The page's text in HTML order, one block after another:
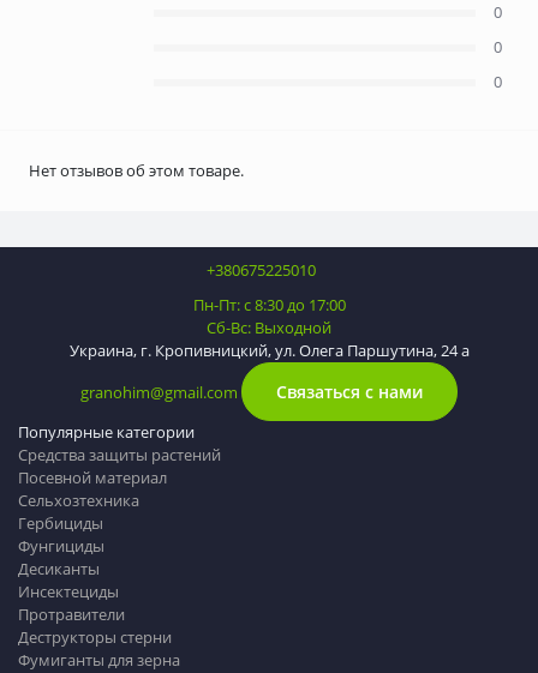
0
0
0
Нет отзывов об этом товаре.
+380675225010
Пн-Пт: с 8:30 до 17:00
Сб-Вс: Выходной
Украина, г. Кропивницкий, ул. Олега Паршутина, 24 а
granohim@gmail.com
Связаться с нами
Популярные категории
Средства защиты растений
Посевной материал
Сельхозтехника
Гербициды
Фунгициды
Десиканты
Инсектециды
Протравители
Деструкторы стерни
Фумиганты для зерна